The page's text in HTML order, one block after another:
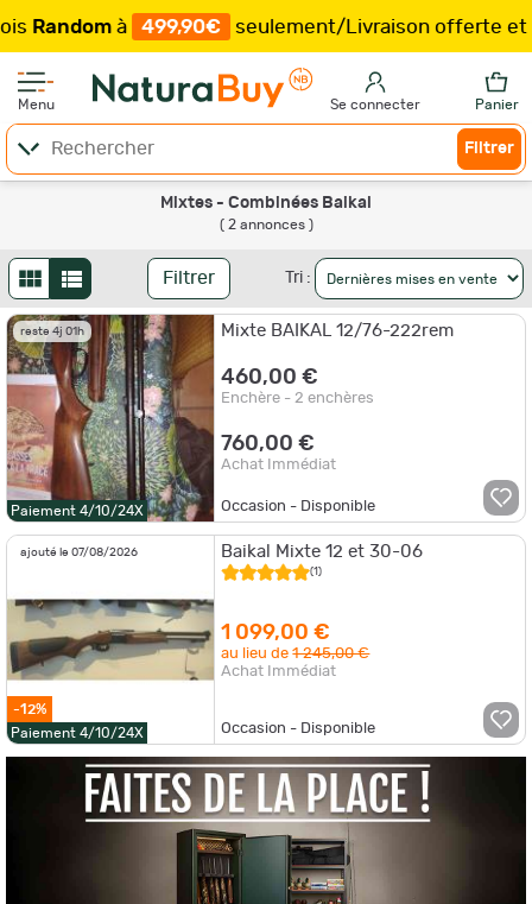
Randomà 499,90€ seulement/Livraison offerte et
Menu Se connecter Panier
Filtrer
Mixtes - Combinées Baikal
( 2 annonces )
Filtrer Tri :
reste 4j 01h
Paiement 4/10/24X
Mixte BAIKAL 12/76-222rem
460,00 €
Enchère - 2 enchères
760,00 €
Achat Immédiat
Occasion - Disponible
ajouté le 07/08/2026
-12%
Paiement 4/10/24X
Baikal Mixte 12 et 30-06
(1)
1 099,00 €
au lieu de1 245,00 €
Achat Immédiat
Occasion - Disponible